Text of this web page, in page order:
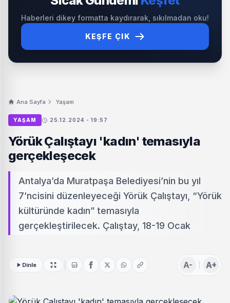
Haberleri dikey formatta kaydırarak, sıkılmadan oku!
KEŞFE ÇIK
Ana Sayfa Yaşam
YAŞAM 25.12.2024 - 19:57
Yörük Çalıştayı 'kadın' temasıyla
gerçekleşecek
Antalya’da Muratpaşa Belediyesi’nin bu yıl
7’ncisini düzenleyeceği Yörük Çalıştayı, “Yörük
kültüründe kadın” temasıyla
gerçekleştirilecek. Çalıştay, 18-19 Ocak
Dinle A- A+